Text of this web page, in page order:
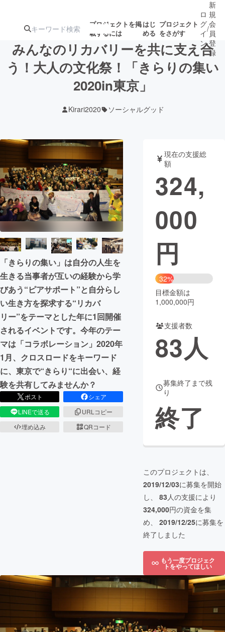
プロジェクトを掲
載するには
はじ
める
プロジェクト
をさがす
注目の新着プロ募集終了が近いプ
テクノロジー・ガジェット
映像・映画 書籍・雑誌
ビジネス・起業 チャレンジ
まちづくり・地域活性化
CAMPFIRE for Social Good
CAMPFIRE Creation
CAMPFIREふるさと納税machi-ya コミュニティ
ロ
グ
イ
ン
/
新
規
会
員
登
録
みんなのリカバリーを共に支え合
う！大人の文化祭！「きらりの集い
2020in東京」
Kirari2020 ソーシャルグッド
「きらりの集い」は自分の人生を
生きる当事者が互いの経験から学
びあう“ピアサポート”と自分らし
い生き方を探求する“リカバ
リー”をテーマとした年に1回開催
されるイベントです。今年のテー
マは「コラボレーション」2020年
1月、クロスロードをキーワード
に、東京で“きらり“に出会い、経
験を共有してみませんか？
ポスト
シェア
LINEで送る
URLコピー
埋め込み
QRコード
現在の支援総
額
324,
000
円
32%
目標金額は
1,000,000円
支援者数
83人
募集終了まで残
り
終了
このプロジェクトは、
2019/12/03に募集を開始
し、 83人の支援により
324,000円の資金を集
め、 2019/12/25に募集を
終了しました
もう一度プロジェク
トをやってほしい